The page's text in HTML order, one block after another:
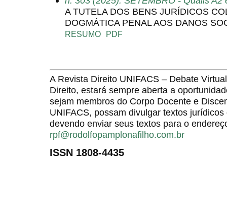
A TUTELA DOS BENS JURÍDICOS
DOGMÁTICA PENAL AOS DANOS
RESUMO PDF
A Revista Direito UNIFACS – Debate
Direito, estará sempre aberta a
sejam membros do Corpo Docente e
UNIFACS, possam divulgar textos
devendo enviar seus textos para o
rpf@rodolfopamplonafilho.com.br
ISSN 1808-4435